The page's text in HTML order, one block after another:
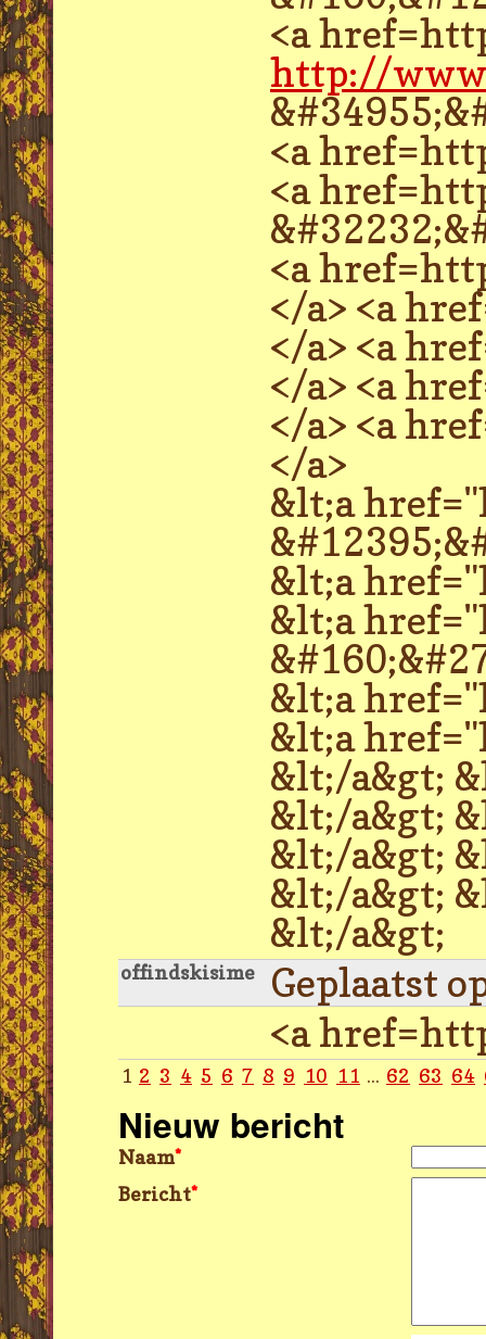
<a
http://
<a
<a
<a
</a> <a
</a> <a
</a> <a
</a> <a
</a>
&lt;a
&lt;a
&lt;a
&lt;a
&lt;a
&lt;/a&gt;
&lt;/a&gt;
&lt;/a&gt;
&lt;/a&gt;
&lt;/a&gt;
offindskisime
Geplaatst
<a
1 2 3 4 5 6 7 8 9 10 11 ... 62 63 64
Nieuw bericht
Naam*
Bericht*